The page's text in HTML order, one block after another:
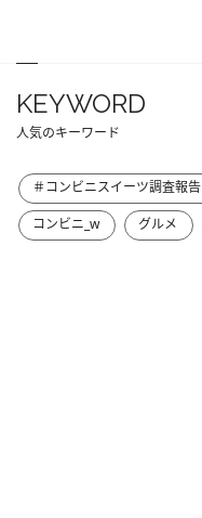
KEYWORD
人気のキーワード
＃コンビニスイーツ調査報告
コンビニ_w
グルメ